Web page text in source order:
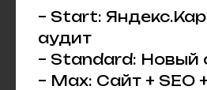
– Start:
аудит
– Standard: Новый
– Max: Сайт + SEO